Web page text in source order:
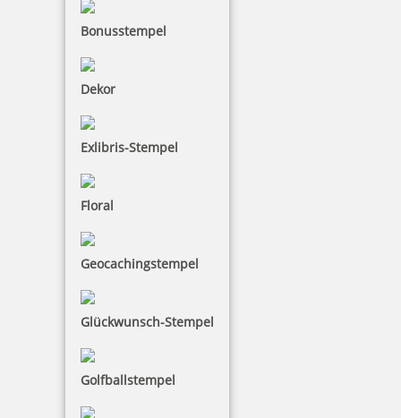
Bonusstempel
Dekor
Exlibris-Stempel
Floral
Geocachingstempel
Glückwunsch-Stempel
Golfballstempel
Jetzt gestalten
Trodat Classic Datumstempel 2910 P07 60x40 mm
58,08 €